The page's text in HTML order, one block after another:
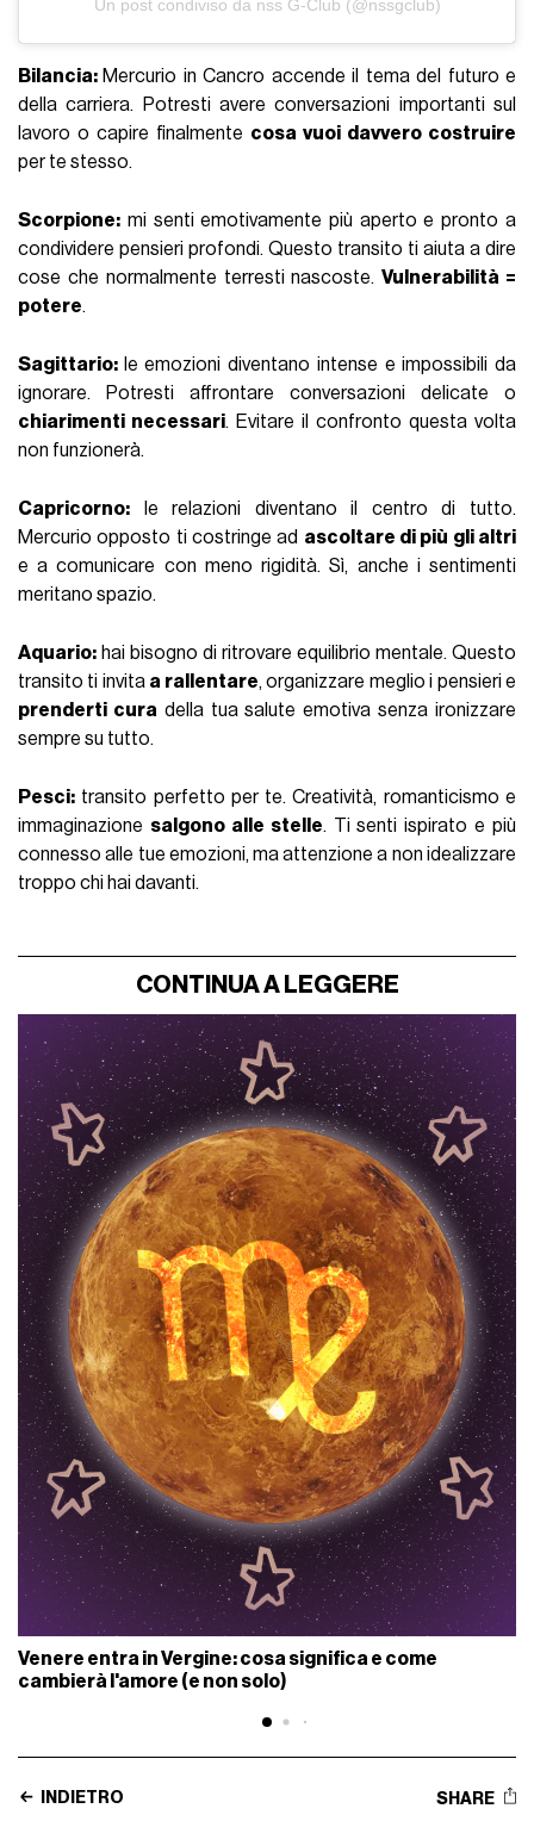
Un post condiviso da nss G-Club (@nssgclub)
Bilancia: Mercurio in Cancro accende il tema del futuro e
della carriera. Potresti avere conversazioni importanti sul
lavoro o capire finalmente cosa vuoi davvero costruire
per te stesso.
Scorpione: mi senti emotivamente più aperto e pronto a
condividere pensieri profondi. Questo transito ti aiuta a dire
cose che normalmente terresti nascoste.Vulnerabilità =
potere.
Sagittario: le emozioni diventano intense e impossibili da
ignorare. Potresti affrontare conversazioni delicate o
chiarimenti necessari. Evitare il confronto questa volta
non funzionerà.
Capricorno: le relazioni diventano il centro di tutto.
Mercurio opposto ti costringe ad ascoltare di più gli altri
e a comunicare con meno rigidità. Sì, anche i sentimenti
meritano spazio.
Aquario: hai bisogno di ritrovare equilibrio mentale. Questo
transito ti invita a rallentare, organizzare meglio i pensieri e
prenderti cura della tua salute emotiva senza ironizzare
sempre su tutto.
Pesci: transito perfetto per te. Creatività, romanticismo e
immaginazione salgono alle stelle. Ti senti ispirato e più
connesso alle tue emozioni, ma attenzione a non idealizzare
troppo chi hai davanti.
CONTINUA A LEGGERE
Venere entra in Vergine: cosa significa e come
cambierà l'amore (e non solo)
INDIETRO SHARE